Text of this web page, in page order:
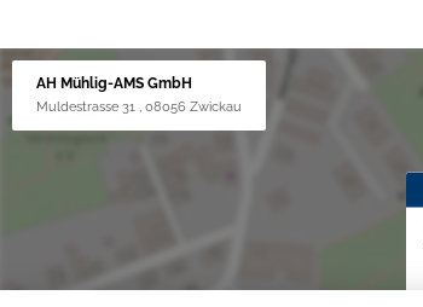
AH Mühlig-AMS GmbH
Muldestrasse 31 , 08056 Zwickau